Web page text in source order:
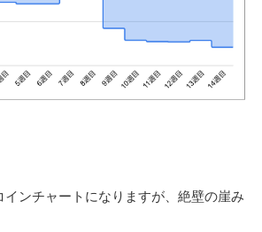
ンチャートになりますが、絶壁の崖み